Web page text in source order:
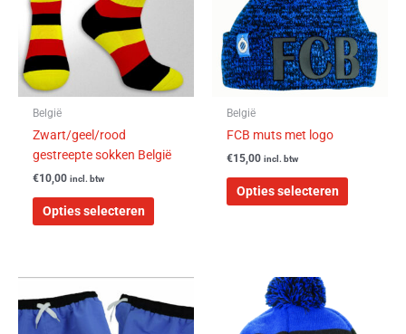
België
Zwart/geel/rood
gestreepte sokken België
€10,00 incl. btw
Opties selecteren
kan
gekozen
de
België
FCB muts met logo
€15,00 incl. btw
Opties selecteren
variaties.
Deze
optie
kan
gekozen
product
heeft